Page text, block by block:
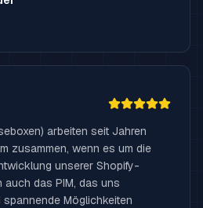
arbeiten seit Jahren
zusammen, wenn es um die
unserer Shopify-
das PIM, das uns
Möglichkeiten